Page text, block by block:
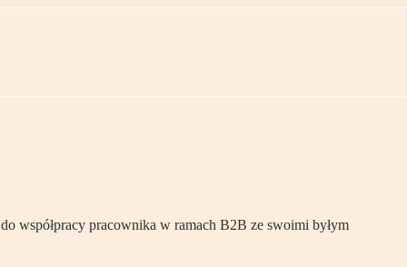
współpracy pracownika w ramach B2B ze swoimi byłym